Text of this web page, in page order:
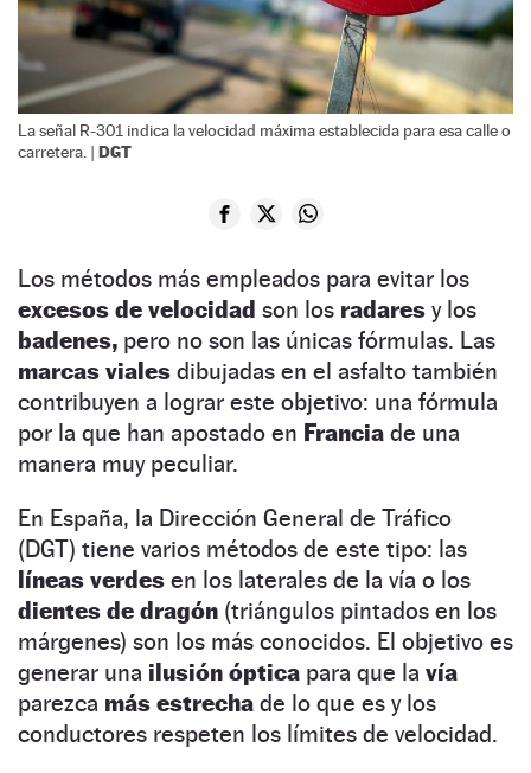
La señal R-301 indica la velocidad máxima establecida para esa calle o
carretera. | DGT
Los métodos más empleados para evitar los
excesos de velocidad son los radares y los
badenes, pero no son las únicas fórmulas. Las
marcas viales dibujadas en el asfalto también
contribuyen a lograr este objetivo: una fórmula
por la que han apostado en Francia de una
manera muy peculiar.
En España, la Dirección General de Tráfico
(DGT) tiene varios métodos de este tipo: las
líneas verdes en los laterales de la vía o los
dientes de dragón (triángulos pintados en los
márgenes) son los más conocidos. El objetivo es
generar una ilusión óptica para que la vía
parezca más estrecha de lo que es y los
conductores respeten los límites de velocidad.